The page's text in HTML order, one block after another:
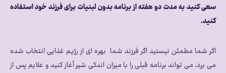
سعی کنید به مدت دو هفته از برنامه بدون لبنیات برای فرزند خود استفاده
کنید.
اگر شما مطمئن نیستید اگر فرزند شما بهره ای از رژیم غذایی انتخاب شده
می برد، می تواند برنامه قبلی را با میزان اندکی شیر آغاز کنید و علایم پس از